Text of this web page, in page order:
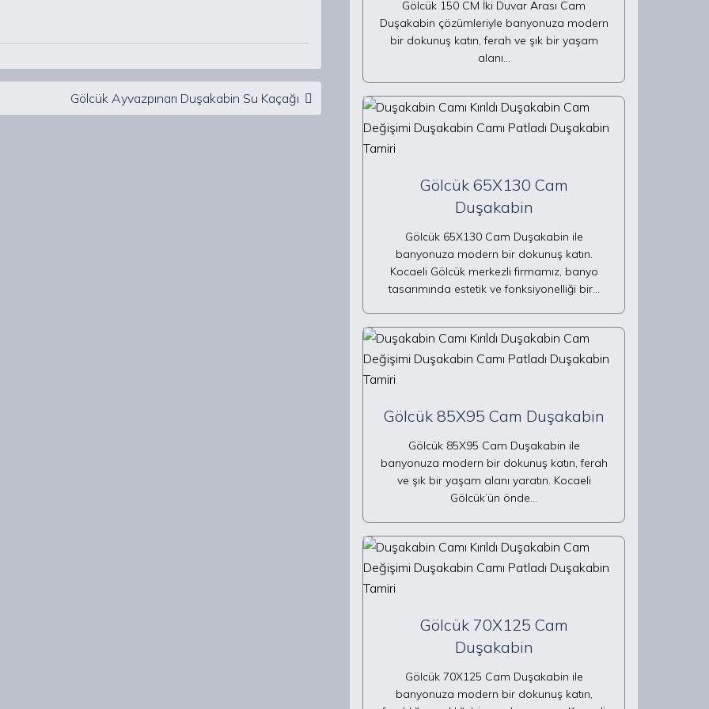
Gölcük Ayvazpınarı Duşakabin Su Kaçağı
Gölcük 150 CM İki Duvar Arası Cam
Duşakabin çözümleriyle banyonuza modern
bir dokunuş katın, ferah ve şık bir yaşam
alanı…
Gölcük 65X130 Cam
Duşakabin
Gölcük 65X130 Cam Duşakabin ile
banyonuza modern bir dokunuş katın.
Kocaeli Gölcük merkezli firmamız, banyo
tasarımında estetik ve fonksiyonelliği bir…
Gölcük 85X95 Cam Duşakabin
Gölcük 85X95 Cam Duşakabin ile
banyonuza modern bir dokunuş katın, ferah
ve şık bir yaşam alanı yaratın. Kocaeli
Gölcük’ün önde…
Gölcük 70X125 Cam
Duşakabin
Gölcük 70X125 Cam Duşakabin ile
banyonuza modern bir dokunuş katın,